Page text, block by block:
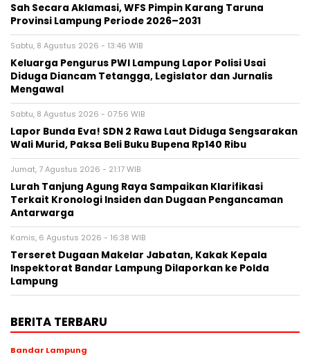
Sah Secara Aklamasi, WFS Pimpin Karang Taruna
Provinsi Lampung Periode 2026–2031
Sabtu, 8 Agustus 2026 - 13:46 WIB
Keluarga Pengurus PWI Lampung Lapor Polisi Usai
Diduga Diancam Tetangga, Legislator dan Jurnalis
Mengawal
Sabtu, 8 Agustus 2026 - 07:56 WIB
Lapor Bunda Eva! SDN 2 Rawa Laut Diduga Sengsarakan
Wali Murid, Paksa Beli Buku Bupena Rp140 Ribu
Jumat, 7 Agustus 2026 - 21:17 WIB
Lurah Tanjung Agung Raya Sampaikan Klarifikasi
Terkait Kronologi Insiden dan Dugaan Pengancaman
Antarwarga
Kamis, 6 Agustus 2026 - 16:38 WIB
Terseret Dugaan Makelar Jabatan, Kakak Kepala
Inspektorat Bandar Lampung Dilaporkan ke Polda
Lampung
BERITA TERBARU
Bandar Lampung